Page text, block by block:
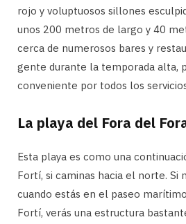
rojo y voluptuosos sillones
unos 200 metros de largo y 40
cerca de numerosos bares y
gente durante la temporada alta,
conveniente por todos los
La playa del Fora del
Esta playa es como una
Fortí, si caminas hacia el norte. Si
cuando estás en el paseo
Fortí, verás una estructura